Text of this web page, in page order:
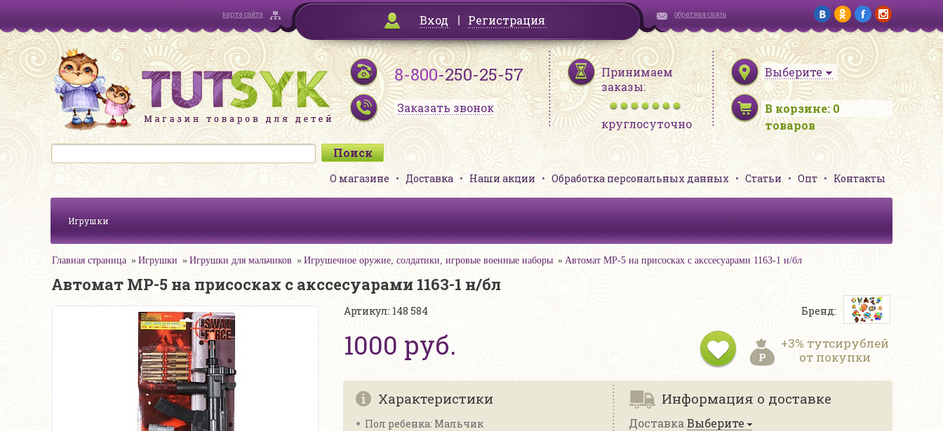
карта сайта Вход Регистрация обратная связь
8-800-250-25-57
Заказать звонок
Принимаем
заказы:
круглосуточно
Выберите
В корзине: 0
товаров
О магазине Доставка Наши акции Обработка персональных данных Статьи Опт Контакты
Игрушки
Главная страница Игрушки Игрушки для мальчиков Игрушечное оружие, солдатики, игровые военные наборы Автомат MP-5 на присосках с акссесуарами 1163-1 н/бл
Автомат MP-5 на присосках с акссесуарами 1163-1 н/бл
Артикул: 148 584
1000 руб.
Бренд:
+3% тутсирублей
от покупки
Характеристики
Пол ребенка: Мальчик
Информация о доставке
Доставка Выберите